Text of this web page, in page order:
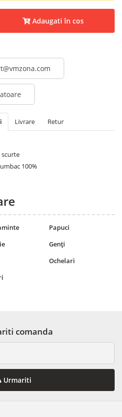
Adaugati în cos
Livrare Retur
scurte
100%
Papuci
Genți
Ochelari
comanda
Urmariti